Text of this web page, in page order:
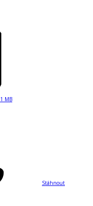
1 MB
Stáhnout